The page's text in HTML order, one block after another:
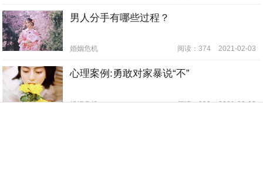
男人分手有哪些过程？
婚姻危机 阅读：374 2021-02-03
心理案例:勇敢对家暴说“不”
婚姻危机 阅读：289 2021-02-03